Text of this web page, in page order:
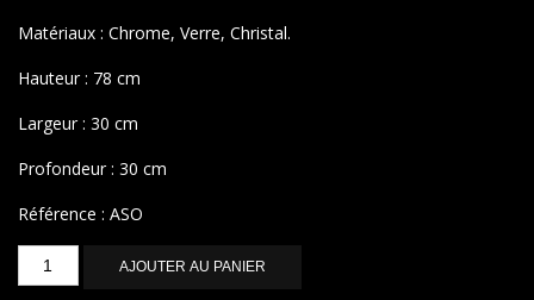
Matériaux : Chrome, Verre, Christal.
Hauteur : 78 cm
Largeur : 30 cm
Profondeur : 30 cm
Référence : ASO
quantité
AJOUTER AU PANIER